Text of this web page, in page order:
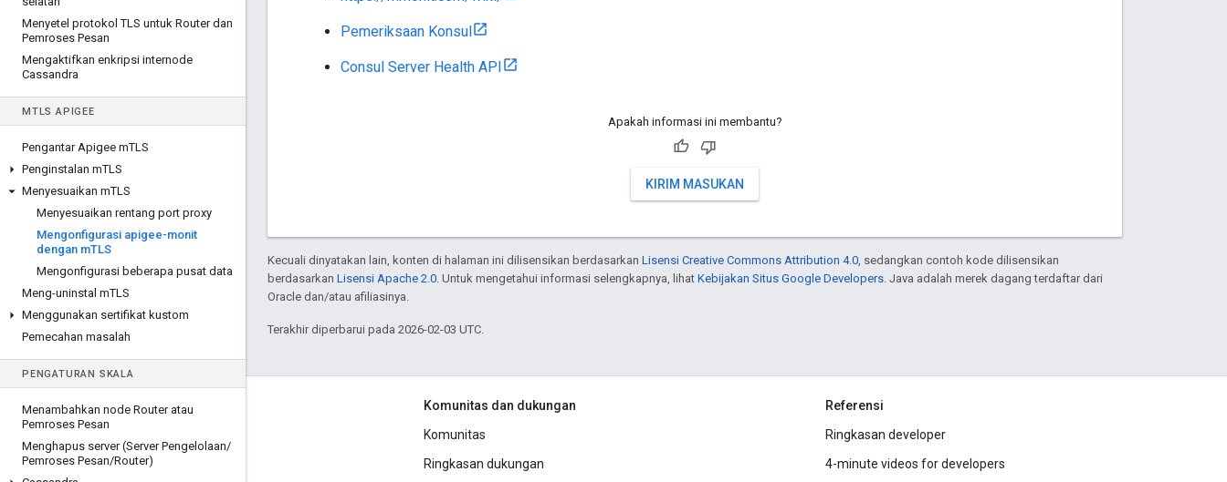
Menyetel protokol TLS untuk Router dan
Pemroses Pesan
Mengaktifkan enkripsi internode
Cassandra
MTLS APIGEE
Pengantar Apigee mTLS
Penginstalan mTLS
Menyesuaikan mTLS
Menyesuaikan rentang port proxy
Mengonfigurasi apigee-monit
dengan mTLS
Mengonfigurasi beberapa pusat data
Meng-uninstal mTLS
Menggunakan sertifikat kustom
Pemecahan masalah
PENGATURAN SKALA
Menambahkan node Router atau
Pemroses Pesan
Menghapus server (Server Pengelolaan/
Pemroses Pesan/Router)
Pemeriksaan Konsul
Consul Server Health API
Apakah informasi ini membantu?
KIRIM MASUKAN
Kecuali dinyatakan lain, konten di halaman ini dilisensikan berdasarkan Lisensi Creative Commons Attribution 4.0, sedangkan contoh kode dilisensikan
berdasarkan Lisensi Apache 2.0. Untuk mengetahui informasi selengkapnya, lihat Kebijakan Situs Google Developers. Java adalah merek dagang terdaftar dari
Oracle dan/atau afiliasinya.
Terakhir diperbarui pada 2026-02-03 UTC.
Tentang Apigee
Acara
Komunitas dan dukungan
Komunitas
Ringkasan dukungan
Referensi
Ringkasan developer
4-minute videos for developers